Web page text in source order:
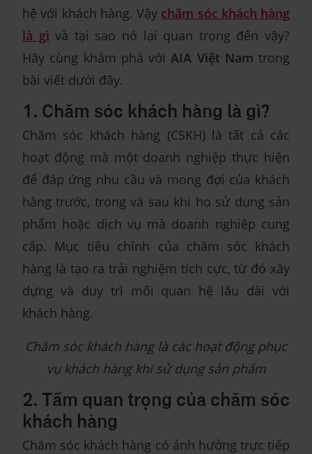
hệ với khách hàng. Vậy chăm sóc khách hàng
là gì và tại sao nó lại quan trọng đến vậy?
Hãy cùng khám phá vớiAIA Việt Nam trong
bài viết dưới đây.
1. Chăm sóc khách hàng là gì?
Chăm sóc khách hàng (CSKH) là tất cả các
hoạt động mà một doanh nghiệp thực hiện
để đáp ứng nhu cầu và mong đợi của khách
hàng trước, trong và sau khi họ sử dụng sản
phẩm hoặc dịch vụ mà doanh nghiệp cung
cấp. Mục tiêu chính của chăm sóc khách
hàng là tạo ra trải nghiệm tích cực, từ đó xây
dựng và duy trì mối quan hệ lâu dài với
khách hàng.
Chăm sóc khách hàng là các hoạt động phục
vụ khách hàng khi sử dụng sản phẩm
2. Tầm quan trọng của chăm sóc
khách hàng
Chăm sóc khách hàng có ảnh hưởng trực tiếp